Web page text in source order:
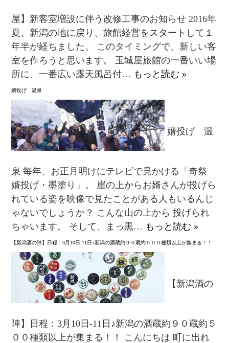
屋】新客室増設に伴う改修工事のお知らせ 2016年
夏、新潟の地に戻り、旅館経営をスタートして１
年半が経ちました。 このタイミングで、新しい客
室を作ろうと思います。 玉城屋旅館の一番いい場
所に、一番広い露天風呂付… もっと読む »
婿投げ 温泉
婿投げ 温
泉 毎年、お正月明けにテレビで見かける「奇祭
婿投げ・墨塗り」。 崖の上からお婿さんが投げら
れている姿を映像で見たことがある人もいるんじ
ゃないでしょうか？ こんな山の上から 投げられ
ちゃいます。 そして、まっ黒… もっと読む »
【新潟酒の陣】日程：3月10日-11日♪新潟の酒蔵約９０蔵約５００種類以上が集まる！！
【新潟酒の
陣】日程：3月10日-11日♪新潟の酒蔵約９０蔵約５
００種類以上が集まる！！ こんにちは 町に出れ